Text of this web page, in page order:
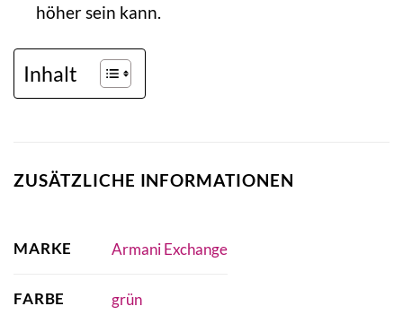
höher sein kann.
Inhalt
ZUSÄTZLICHE INFORMATIONEN
MARKE Armani Exchange
FARBE grün